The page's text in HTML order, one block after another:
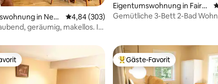
4,67 von 5, 27 Bewertungen
in New
Durchschnittliche Bewertung: 4,84 von 5,
4,84 (303)
geräumig, makellos. In
Eigentumswohnung in Fairfi
eld
Gemütliche 3-Bett 2-Bad
Beliebter Gäste-Favorit.
Gäste-Favorit